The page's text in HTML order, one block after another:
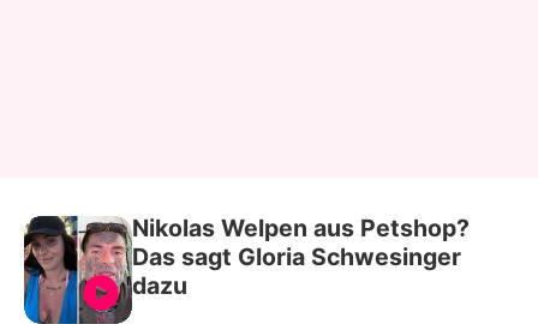
Nikolas Welpen aus Petshop?
Das sagt Gloria Schwesinger
dazu